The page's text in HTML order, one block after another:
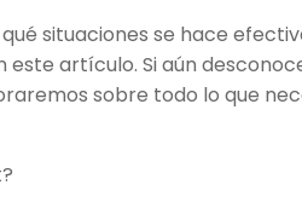
qué situaciones se hace
artículo. Si aún
sobre todo lo que